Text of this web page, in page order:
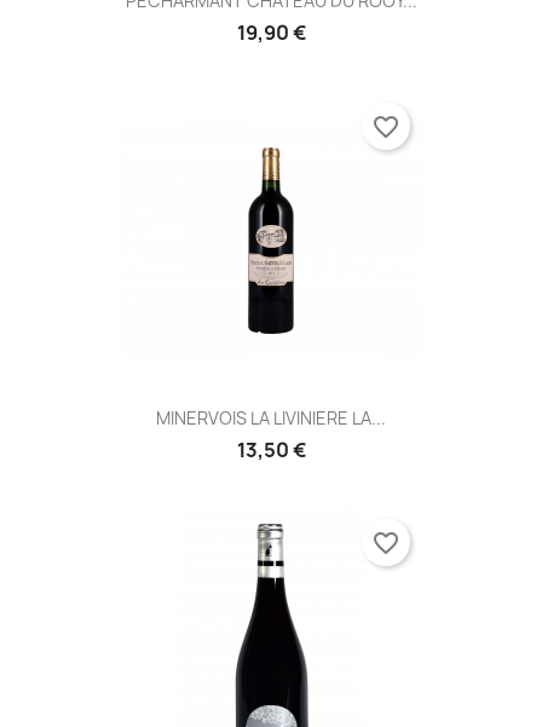
19,90 €
MINERVOIS LA LIVINIERE LA...
13,50 €
favorite_border
favorite_border